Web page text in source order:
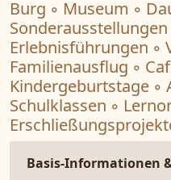
Burg ◦ Museum ◦
Erlebnisführungen ◦
Familienausflug ◦
Kindergeburtstage ◦
Schulklassen ◦
Basis-Informationen